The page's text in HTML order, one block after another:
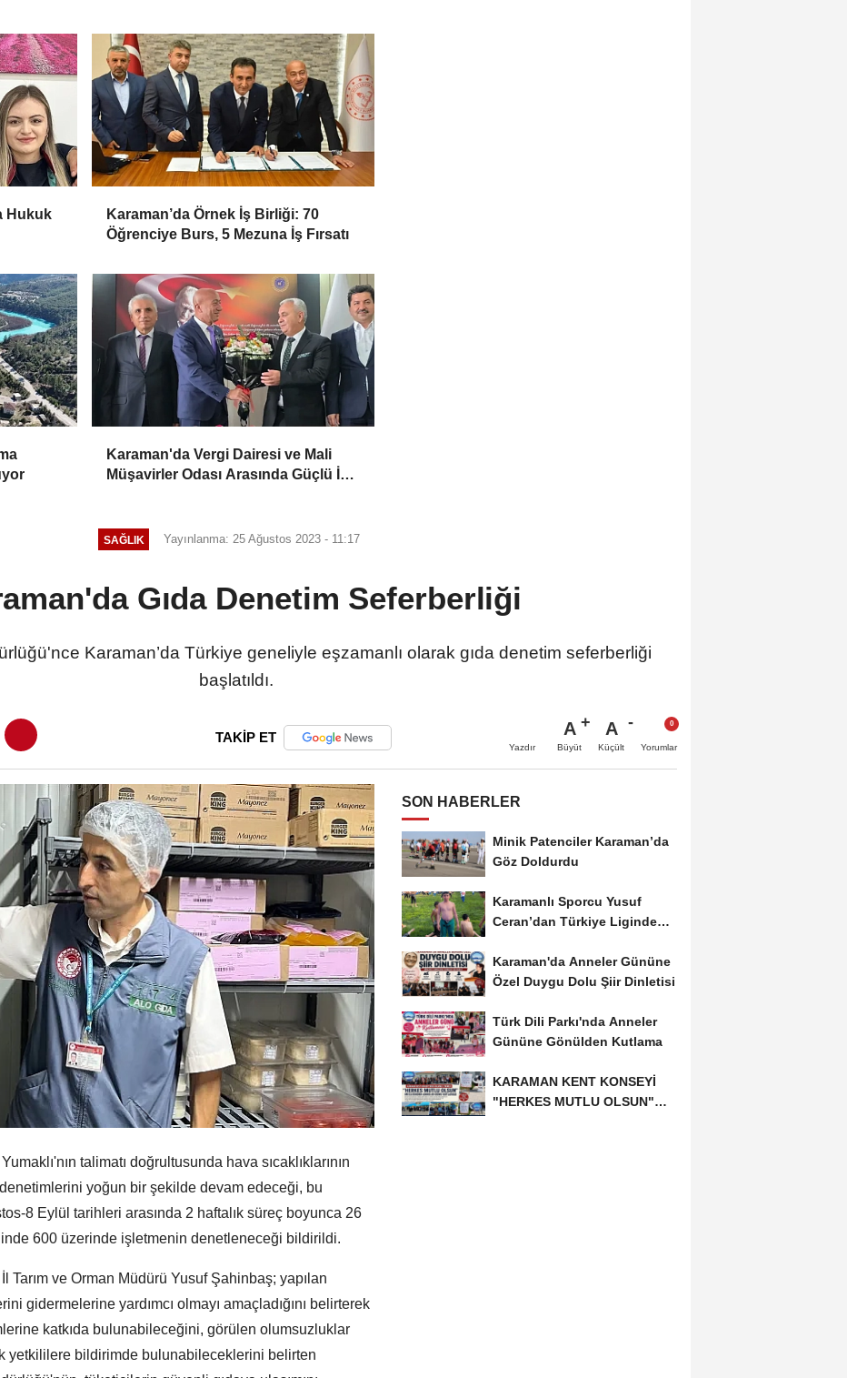
Hukuk
Karaman’da Örnek İş Birliği: 70
Öğrenciye Burs, 5 Mezuna İş Fırsatı
Karaman'da Vergi Dairesi ve Mali
Müşavirler Odası Arasında Güçlü İş
SAĞLIK Yayınlanma: 25 Ağustos 2023 - 11:17
Gıda Denetim Seferberliği
Karaman’da Türkiye geneliyle eşzamanlı olarak gıda denetim seferberliği
başlatıldı.
TAKİP ET
Yazdır
A
Büyüt
A
Küçült Yorumlar
talimatı doğrultusunda hava sıcaklıklarının
yoğun bir şekilde devam edeceği, bu
8 Eylül tarihleri arasında 2 haftalık süreç boyunca 26
600 üzerinde işletmenin denetleneceği bildirildi.
Tarım ve Orman Müdürü Yusuf Şahinbaş; yapılan
gidermelerine yardımcı olmayı amaçladığını belirterek
katkıda bulunabileceğini, görülen olumsuzluklar
yetkililere bildirimde bulunabileceklerini belirten
SON HABERLER
Minik Patenciler Karaman’da
Göz Doldurdu
Karamanlı Sporcu Yusuf
Ceran’dan Türkiye Liginde
Karaman'da Anneler Gününe
Özel Duygu Dolu Şiir Dinletisi
Türk Dili Parkı'nda Anneler
Gününe Gönülden Kutlama
KARAMAN KENT KONSEYİ
"HERKES MUTLU OLSUN"